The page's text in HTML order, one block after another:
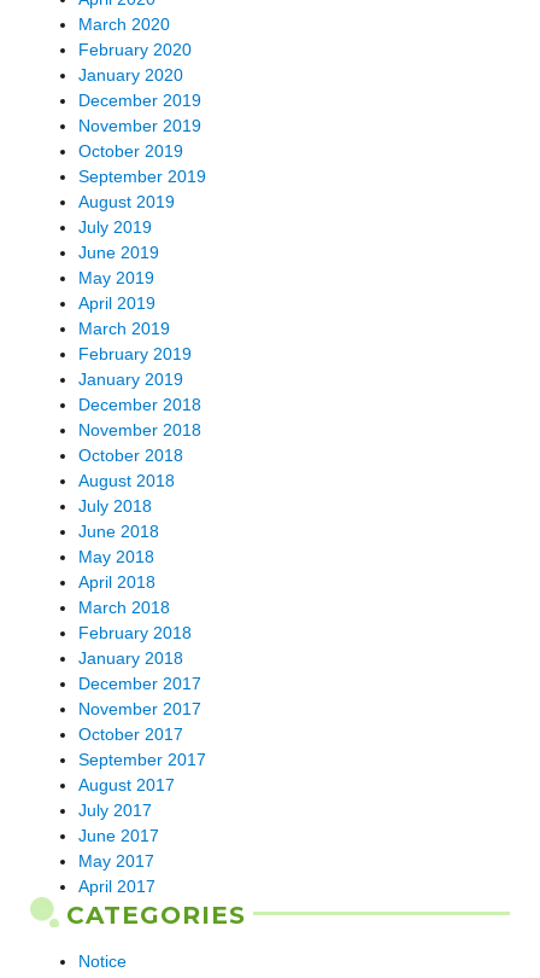
March 2020
February 2020
January 2020
December 2019
November 2019
October 2019
September 2019
August 2019
July 2019
June 2019
May 2019
April 2019
March 2019
February 2019
January 2019
December 2018
November 2018
October 2018
August 2018
July 2018
June 2018
May 2018
April 2018
March 2018
February 2018
January 2018
December 2017
November 2017
October 2017
September 2017
August 2017
July 2017
June 2017
May 2017
April 2017
CATEGORIES
Notice